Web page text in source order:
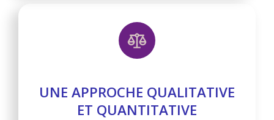
UNE APPROCHE QUALITATIVE
ET QUANTITATIVE